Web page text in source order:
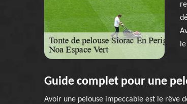
Guide complet pour une
Avoir une pelouse impeccable est le rêve